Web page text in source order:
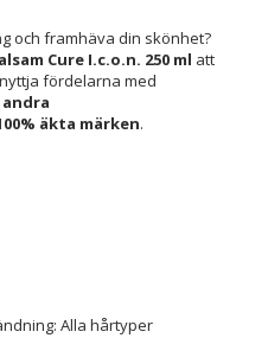
och framhäva din skönhet?
Cure I.c.o.n. 250 ml att
fördelarna med
äkta märken.
Alla hårtyper